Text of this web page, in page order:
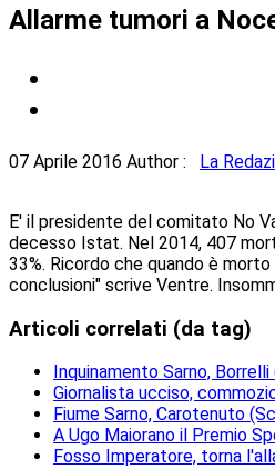
Allarme tumori a
07 Aprile 2016 Author : La
E' il presidente del comitato No
decesso Istat. Nel 2014, 407
33%. Ricordo che quando è
conclusioni" scrive Ventre.
Articoli correlati (da tag)
Inquinamento Sarno,
Giornalista ucciso,
Fiume Sarno, Carotenuto
A Ugo Maiorano il Premio
Fosso Imperatore, torna